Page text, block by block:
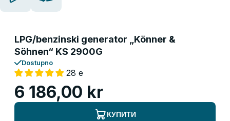
LPG/benzinski generator „Könner &
Söhnen“ KS 2900G
Dostupno
28 е
6 186,00 kr
КУПИТИ